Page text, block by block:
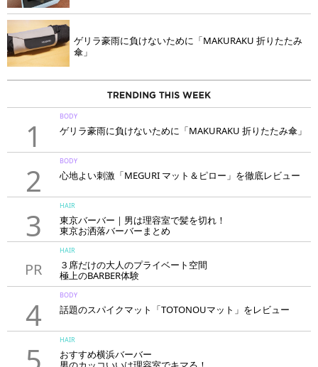
ゲリラ豪雨に負けないために「MAKURAKU 折りたたみ
傘」
1
BODY
ゲリラ豪雨に負けないために「MAKURAKU 折りたたみ傘」
2
BODY
心地よい刺激「MEGURI マット＆ピロー」を徹底レビュー
3
HAIR
東京バーバー｜男は理容室で髪を切れ！
東京お洒落バーバーまとめ
PR
HAIR
３席だけの大人のプライベート空間
極上のBARBER体験
「LAVIE NEW STANDARD BARBER HANARE新宿店」
4
BODY
話題のスパイクマット「TOTONOUマット」をレビュー
HAIR
おすすめ横浜バーバー